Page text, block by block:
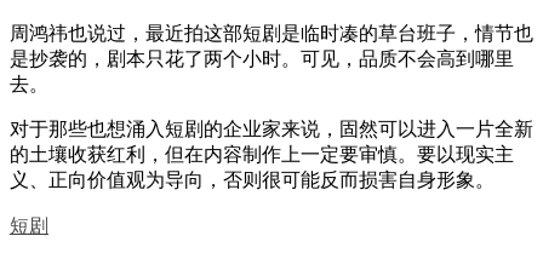
周鸿祎也说过，最近拍这部短剧是临时凑的草台班子，情节也
是抄袭的，剧本只花了两个小时。可见，品质不会高到哪里
去。
对于那些也想涌入短剧的企业家来说，固然可以进入一片全新
的土壤收获红利，但在内容制作上一定要审慎。要以现实主
义、正向价值观为导向，否则很可能反而损害自身形象。
短剧